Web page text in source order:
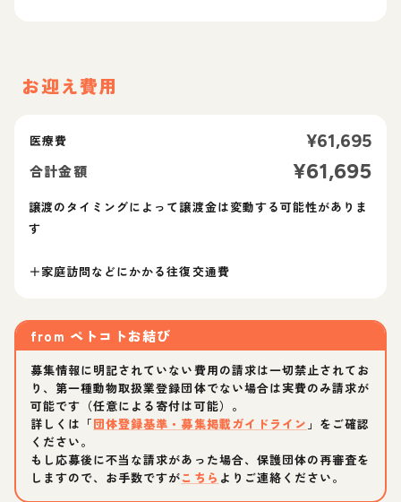
お迎え費用
医療費 ¥61,695
合計金額 ¥61,695
譲渡のタイミングによって譲渡金は変動する可能性がありま
す
＋家庭訪問などにかかる往復交通費
from ペトコトお結び
募集情報に明記されていない費用の請求は一切禁止されてお
り、第一種動物取扱業登録団体でない場合は実費のみ請求が
可能です（任意による寄付は可能）。
詳しくは「団体登録基準・募集掲載ガイドライン 」をご確認
ください。
もし応募後に不当な請求があった場合、保護団体の再審査を
しますので、お手数ですがこちら よりご連絡ください。